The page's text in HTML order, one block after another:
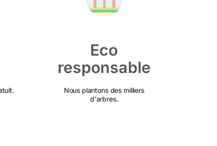
Eco
responsable
Nous plantons des milliers
d'arbres.